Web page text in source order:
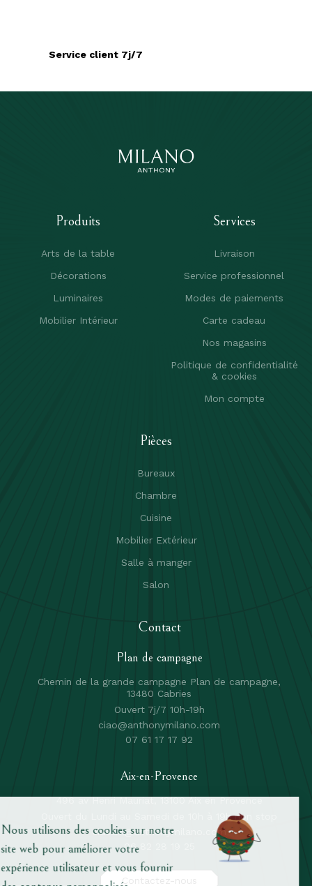
Service client 7j/7
Produits
Arts de la table
Décorations
Luminaires
Mobilier Intérieur
Services
Livraison
Service professionnel
Modes de paiements
Carte cadeau
Nos magasins
Politique de confidentialité
& cookies
Mon compte
Pièces
Bureaux
Chambre
Cuisine
Mobilier Extérieur
Salle à manger
Salon
Contact
Plan de campagne
Chemin de la grande campagne Plan de campagne,
13480 Cabries
Ouvert 7j/7 10h-19h
ciao@anthonymilano.com
07 61 17 17 92
Aix-en-Provence
496 av Henri Mauriat, 13100 Aix en Provence
Ouvert du Lundi au Samedi de 10h à 19h non stop
ciaoaix@anthonymilano.com
06 82 28 19 25
Contactez-nous